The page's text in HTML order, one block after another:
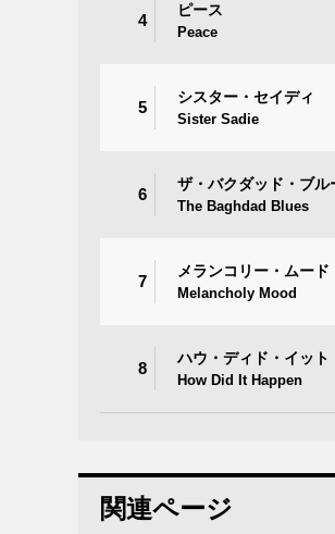
4
ピース
Peace
5
シスター・セイディ
Sister Sadie
6
ザ・バクダッド・ブル
The Baghdad Blues
7
メランコリー・ムード
Melancholy Mood
8
ハウ・ディド・イット
How Did It Happen
関連ページ